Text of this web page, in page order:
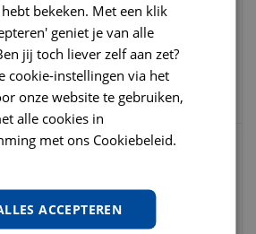
zalm pouch 12x85gram Kat
diet feline c/d urinary
bekeken. Met een klik
geniet je van alle
jij toch liever zelf aan zet?
cookie-instellingen via het
onze website te gebruiken,
alle cookies in
met ons Cookiebeleid.
ACCEPTEREN